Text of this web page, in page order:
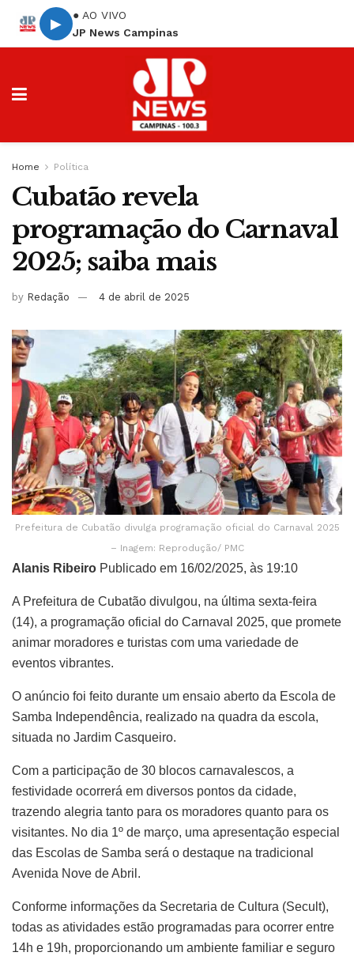
▶
● AO VIVO
JP News Campinas
Home Política
Cubatão revela
programação do Carnaval
2025; saiba mais
by Redação 4 de abril de 2025
Prefeitura de Cubatão divulga programação oficial do Carnaval 2025
– Inagem: Reprodução/ PMC
Alanis Ribeiro Publicado em 16/02/2025, às 19:10
A Prefeitura de Cubatão divulgou, na última sexta-feira
(14), a programação oficial do Carnaval 2025, que promete
animar moradores e turistas com uma variedade de
eventos vibrantes.
O anúncio foi feito durante um ensaio aberto da Escola de
Samba Independência, realizado na quadra da escola,
situada no Jardim Casqueiro.
Com a participação de 30 blocos carnavalescos, a
festividade ocorrerá em diversos pontos da cidade,
trazendo alegria tanto para os moradores quanto para os
visitantes. No dia 1º de março, uma apresentação especial
das Escolas de Samba será o destaque na tradicional
Avenida Nove de Abril.
Conforme informações da Secretaria de Cultura (Secult),
todas as atividades estão programadas para ocorrer entre
14h e 19h, proporcionando um ambiente familiar e seguro